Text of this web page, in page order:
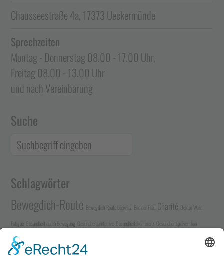
Chausseestraße 4a, 17373 Ueckermünde
Sprechzeiten
Montag - Donnerstag 08.00 - 17.00 Uhr,
Freitag 08.00 - 13.00 Uhr
und nach Vereinbarung
Suche
Schlagwörter
Bewegdich-Route Bewegdich-Route Löcknitz Bild der Frau Charité Doktor Wald
Fatigue
Gesundheit durch Bewegung Gesundheitsinitiative Gesundheitskonferenz Gesundheitspräventlion
Gesundheitsversorgung auf dem Land
SystemHerzinsuffizienz